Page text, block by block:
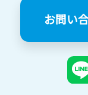
お問い